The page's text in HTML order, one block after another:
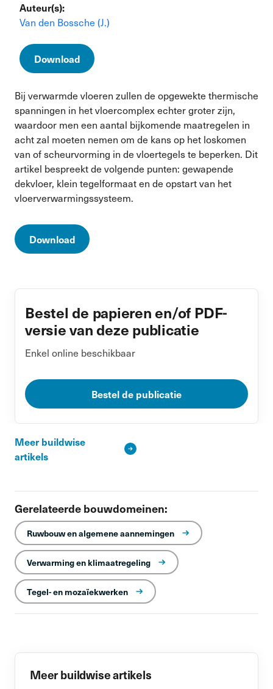
Auteur(s):
Van den Bossche (J.)
Download
Bij verwarmde vloeren zullen de opgewekte thermische
spanningen in het vloercomplex echter groter zijn,
waardoor men een aantal bijkomende maatregelen in
acht zal moeten nemen om de kans op het loskomen
van of scheurvorming in de vloertegels te beperken. Dit
artikel bespreekt de volgende punten: gewapende
dekvloer, klein tegelformaat en de opstart van het
vloerverwarmingssysteem.
Download
Bestel de papieren en/of PDF-
versie van deze publicatie
Enkel online beschikbaar
Bestel de publicatie
Meer buildwise
artikels
Gerelateerde bouwdomeinen:
Ruwbouw en algemene aannemingen
Verwarming en klimaatregeling
Tegel- en mozaïekwerken
Meer buildwise artikels